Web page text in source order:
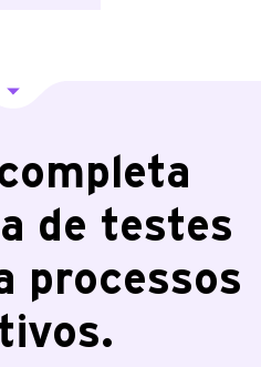
de testes
processos